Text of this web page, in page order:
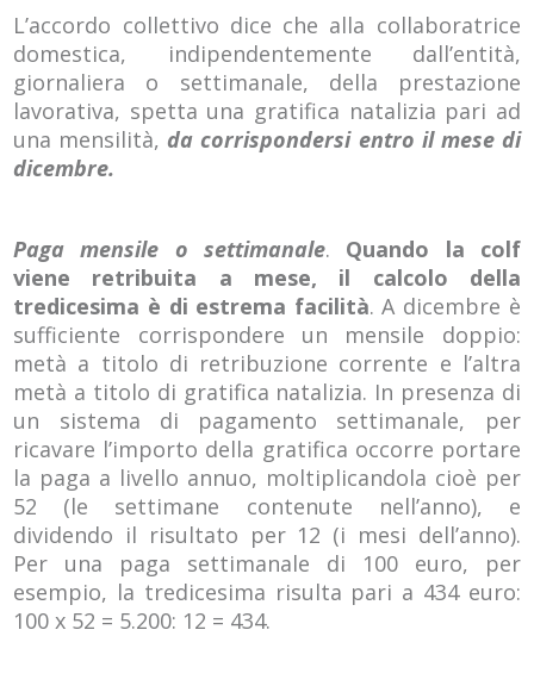
L’accordo collettivo dice che alla collaboratrice
domestica, indipendentemente dall’entità,
giornaliera o settimanale, della prestazione
lavorativa, spetta una gratifica natalizia pari ad
una mensilità,da corrispondersi entro il mese di
dicembre.
Paga mensile o settimanale. Quando la colf
viene retribuita a mese, il calcolo della
tredicesima è di estrema facilità. A dicembre è
sufficiente corrispondere un mensile doppio:
metà a titolo di retribuzione corrente e l’altra
metà a titolo di gratifica natalizia. In presenza di
un sistema di pagamento settimanale, per
ricavare l’importo della gratifica occorre portare
la paga a livello annuo, moltiplicandola cioè per
52 (le settimane contenute nell’anno), e
dividendo il risultato per 12 (i mesi dell’anno).
Per una paga settimanale di 100 euro, per
esempio, la tredicesima risulta pari a 434 euro:
100 x 52 = 5.200: 12 = 434.